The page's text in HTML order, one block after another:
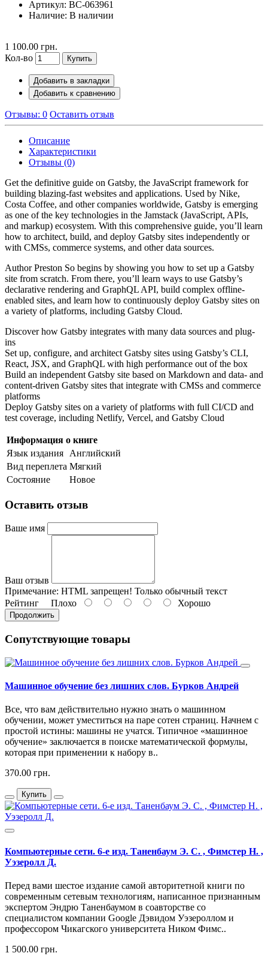
Артикул: BC-063961
Наличие: В наличии
1 100.00 грн.
Кол-во
Купить
Добавить в закладки
Добавить к сравнению
Отзывы: 0 Оставить отзыв
Описание
Характеристики
Отзывы (0)
Get the definitive guide on Gatsby, the JavaScript framework for
building blazing-fast websites and applications. Used by Nike,
Costa Coffee, and other companies worldwide, Gatsby is emerging
as one of the key technologies in the Jamstack (JavaScript, APIs,
and markup) ecosystem. With this comprehensive guide, you’ll learn
how to architect, build, and deploy Gatsby sites independently or
with CMSs, commerce systems, and other data sources.
Author Preston So begins by showing you how to set up a Gatsby
site from scratch. From there, you’ll learn ways to use Gatsby’s
declarative rendering and GraphQL API, build complex offline-
enabled sites, and learn how to continuously deploy Gatsby sites on
a variety of platforms, including Gatsby Cloud.
Discover how Gatsby integrates with many data sources and plug-
ins
Set up, configure, and architect Gatsby sites using Gatsby’s CLI,
React, JSX, and GraphQL with high performance out of the box
Build an independent Gatsby site based on Markdown and data- and
content-driven Gatsby sites that integrate with CMSs and commerce
platforms
Deploy Gatsby sites on a variety of platforms with full CI/CD and
test coverage, including Netlify, Vercel, and Gatsby Cloud
Информация о книге
Язык издания
Английский
Вид переплета Мягкий
Состояние
Новое
Оставить отзыв
Ваше имя
Ваш отзыв
Примечание: HTML запрещен! Только обычный текст
Рейтинг Плохо Хорошо
Продолжить
Сопутствующие товары
Машинное обучение без лишних слов. Бурков Андрей
Все, что вам действительно нужно знать о машинном
обучении, может уместиться на паре сотен страниц. Начнем с
простой истины: машины не учатся. Типичное «машинное
обучение» заключается в поиске математической формулы,
которая при применении к набору в..
370.00 грн.
Купить
Компьютерные сети. 6-е изд. Таненбаум Э. С. , Фимстер Н. ,
Уэзеролл Д.
Перед вами шестое издание самой авторитетной книги по
современным сетевым технологиям, написанное признанным
экспертом Эндрю Таненбаумом в соавторстве со
специалистом компании Google Дэвидом Уэзероллом и
профессором Чикагского университета Ником Фимс..
1 500.00 грн.